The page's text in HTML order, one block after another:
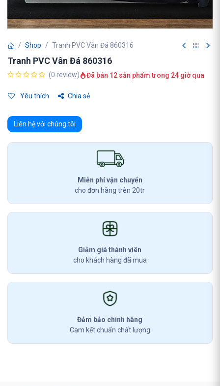
Shop Tranh PVC Vân Đá 860316
Tranh PVC Vân Đá 860316
(0 review) Đã bán 12 sản phẩm trong 24 giờ qua
Yêu thích Chia sẻ
Liên hệ với chúng tôi
Miễn phí vận chuyển
cho đơn hàng trên 20tr
Giảm giá thành viên
cho khách hàng đã mua
Đảm bảo chính hãng
Cam kết chuẩn chất lượng